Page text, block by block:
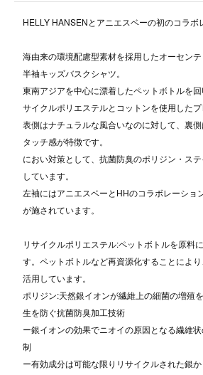
HELLY HANSENとアニエスベーの初のコラボ
海由来の環境配慮型素材を採用したオーセン
半袖キッズバスクシャツ。
東南アジアを中心に漂着したペットボトルを
サイクルポリエステルとコットンを使用したプ
表側はナチュラルな風合いなのに対して、裏
タッチ感が特徴です。
におい対策として、抗菌防臭のポリジン・ス
しています。
左袖にはアニエスベーとHHのコラボレーショ
が施されています。
リサイクルポリエステル:ペットボトルを原料
す。ペットボトルなど再資源化することによ
活用しています。
ポリジン:天然銀イオンが繊維上の細菌の増殖
生を防ぐ抗菌防臭加工技術
ー銀イオンの効果でニオイの原因となる繊維
制
ー有効成分は可能な限りリサイクルされた銀